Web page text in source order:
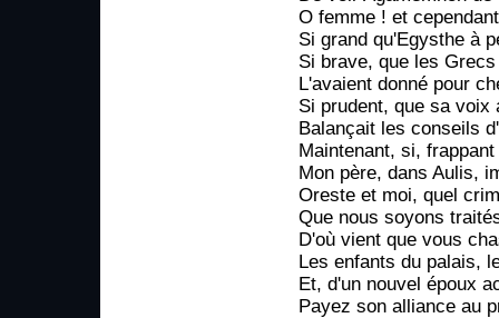
O femme ! et
Si grand qu'Egysthe à
Si brave, que les
L'avaient donné pour
Si prudent, que sa voix
Balançait les conseils
Maintenant, si,
Mon père, dans Aulis,
Oreste et moi, quel
Que nous soyons
D'où vient que vous
Les enfants du palais,
Et, d'un nouvel époux
Payez son alliance au